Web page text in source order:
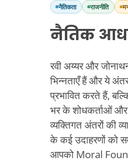
नैतिकता राजनीति
नैतिक
रवी अय्यर और
भिन्नताएँ हैं और ये
प्रभावित करते हैं,
भर के शोधकर्ताओं
व्यक्तिगत अंतरों की
के कई उदाहरणों को
आपको Moral